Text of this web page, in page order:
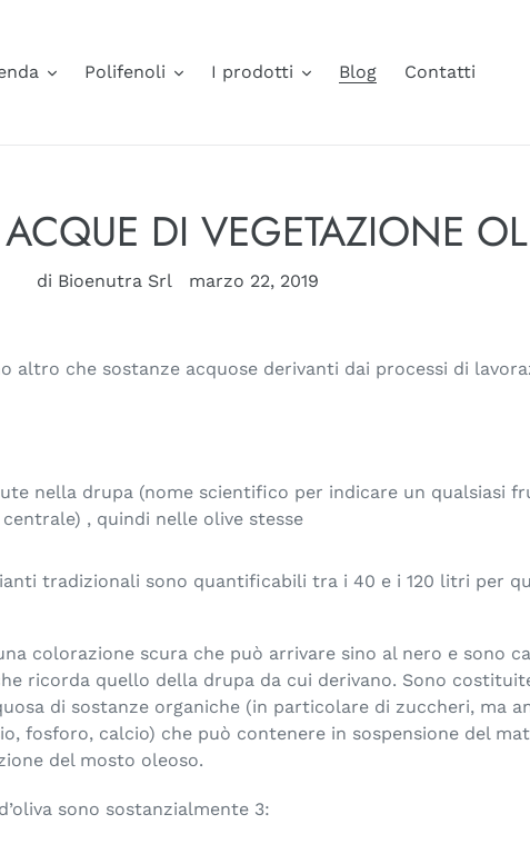
Polifenoli I prodotti Blog Contatti
DI VEGETAZIONE
di Bioenutra Srl marzo 22, 2019
altro che sostanze acquose derivanti dai processi di
nella drupa (nome scientifico per indicare un qualsiasi
, quindi nelle olive stesse
tradizionali sono quantificabili tra i 40 e i 120 litri per
colorazione scura che può arrivare sino al nero e sono
ricorda quello della drupa da cui derivano. Sono
di sostanze organiche (in particolare di zuccheri, ma
fosforo, calcio) che può contenere in sospensione del
del mosto oleoso.
sono sostanzialmente 3: